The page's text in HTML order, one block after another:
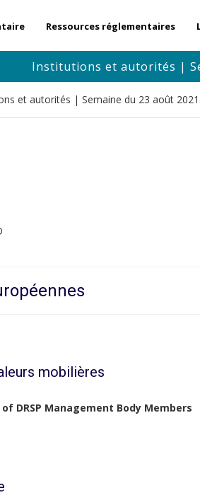
Ressources réglementaires
Institutions et autorités |
et autorités | Semaine du 23 août 2021
mobilières
DRSP Management Body Members